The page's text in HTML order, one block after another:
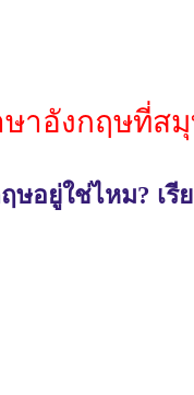
ษาอังกฤษที่ส
ษอยู่ใช่ไหม? เ